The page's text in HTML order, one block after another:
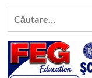
ATENȚIE:
furnizarea
apei
potabile
Caută